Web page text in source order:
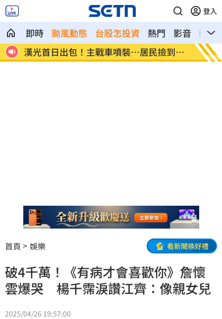
登入
即時 颱風動態 台股怎投資 熱門 影音
熱搜
零
伊朗警告波灣國家 美動武恐危及能源設
施
福原
義
首頁 娛樂 看新聞換好禮
破4千萬！《有病才會喜歡你》詹懷
雲爆哭 楊千霈淚讚江齊：像親女兒
2025/04/26 19:57:00